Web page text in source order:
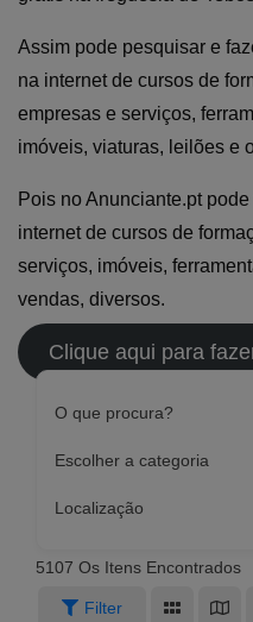
Assim pode pesquisar e
na internet de cursos de
empresas e serviços,
imóveis, viaturas, leilões e
Pois no Anunciante.pt
internet de cursos de
serviços, imóveis,
vendas, diversos.
Clique aqui para
O que procura?
Escolher a categoria
Localização
5107 Os Itens Encontrados
Filter